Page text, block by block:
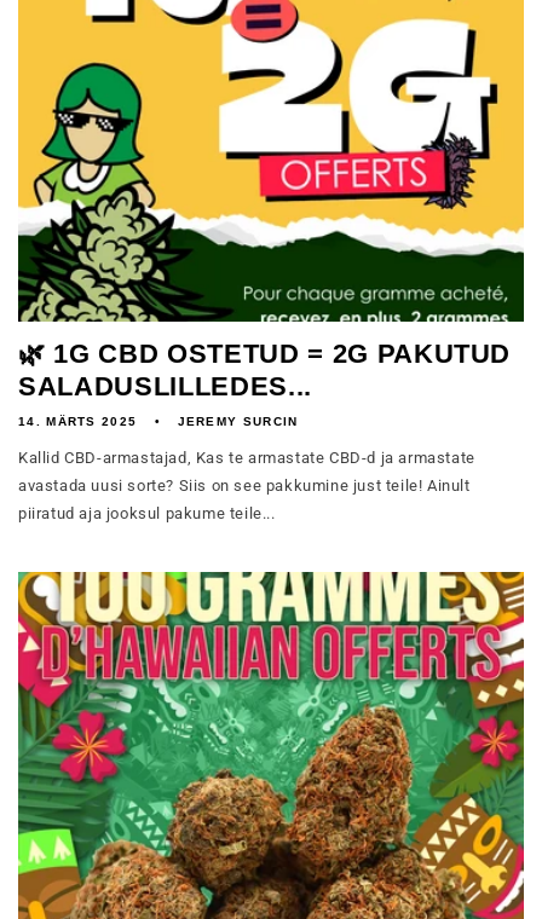
🌿 1G CBD OSTETUD = 2G PAKUTUD
SALADUSLILLEDES...
14. MÄRTS 2025 JEREMY SURCIN
Kallid CBD-armastajad, Kas te armastate CBD-d ja armastate
avastada uusi sorte? Siis on see pakkumine just teile! Ainult
piiratud aja jooksul pakume teile...